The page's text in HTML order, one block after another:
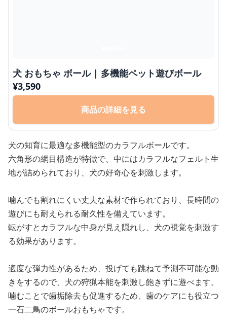
犬 おもちゃ ボール | 多機能ペット遊びボール
¥3,590
商品の詳細を見る
犬の知育に最適な多機能型のカラフルボールです。
六角形の網目構造が特徴で、中にはカラフルなフェルト生
地が詰められており、犬の好奇心を刺激します。
噛んでも割れにくい丈夫な素材で作られており、長時間の
遊びにも耐えられる耐久性を備えています。
転がすとカラフルな中身が見え隠れし、犬の視覚を刺激す
る効果があります。
適度な弾力性があるため、投げても跳ねて予測不可能な動
きをするので、犬の狩猟本能を刺激し飽きずに遊べます。
噛むことで歯垢除去も促進するため、歯のケアにも役立つ
一石二鳥のボールおもちゃです。